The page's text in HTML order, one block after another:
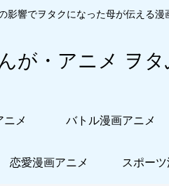
影響でヲタクになった母が伝える漫
が・アニメ ヲ
ニメ バトル漫画アニメ
恋愛漫画アニメ スポー